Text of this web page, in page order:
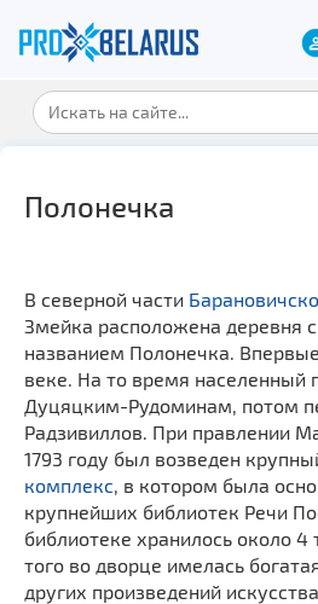
Полонечка
В северной части
Змейка расположена деревня
названием Полонечка.
веке. На то время населенный
Дуцяцким-Рудоминам, потом
Радзивиллов. При правлении
1793 году был возведен
комплекс , в котором была
крупнейших библиотек Речи
библиотеке хранилось около 4
того во дворце имелась
других произведений